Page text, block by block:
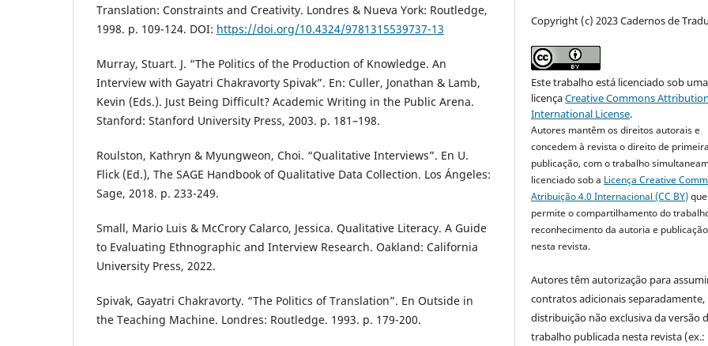
Translation: Constraints and Creativity. Londres & Nueva York: Routledge,
1998. p. 109-124. DOI: https://doi.org/10.4324/9781315539737-13
Murray, Stuart. J. “The Politics of the Production of Knowledge. An
Interview with Gayatri Chakravorty Spivak”. En: Culler, Jonathan & Lamb,
Kevin (Eds.). Just Being Difficult? Academic Writing in the Public Arena.
Stanford: Stanford University Press, 2003. p. 181–198.
Roulston, Kathryn & Myungweon, Choi. “Qualitative Interviews”. En U.
Flick (Ed.), The SAGE Handbook of Qualitative Data Collection. Los Ángeles:
Sage, 2018. p. 233-249.
Small, Mario Luis & McCrory Calarco, Jessica. Qualitative Literacy. A Guide
to Evaluating Ethnographic and Interview Research. Oakland: California
University Press, 2022.
Spivak, Gayatri Chakravorty. “The Politics of Translation”. En Outside in
the Teaching Machine. Londres: Routledge. 1993. p. 179-200.
Copyright (c) 2023 Cadernos de
Este trabalho está licenciado sob uma
licençaCreative Commons
International License.
Autores mantêm os direitos autorais e
concedem à revista o direito de
publicação, com o trabalho
licenciado sob a Licença Creative
Atribuição 4.0 Internacional (CC BY)que
permite o compartilhamento do
reconhecimento da autoria e
nesta revista.
Autores têm autorização para
contratos adicionais separadamente,
distribuição não exclusiva da versão
trabalho publicada nesta revista (ex.: